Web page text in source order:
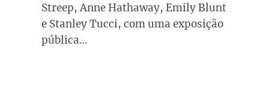
Streep, Anne Hathaway, Emily Blunt
e Stanley Tucci, com uma exposição
pública…